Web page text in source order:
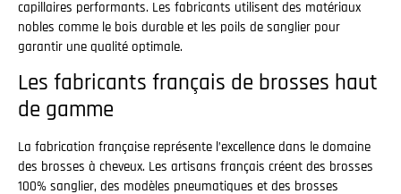
capillaires performants. Les fabricants utilisent des matériaux
nobles comme le bois durable et les poils de sanglier pour
garantir une qualité optimale.
Les fabricants français de brosses haut
de gamme
La fabrication française représente l’excellence dans le domaine
des brosses à cheveux. Les artisans français créent des brosses
100% sanglier, des modèles pneumatiques et des brosses